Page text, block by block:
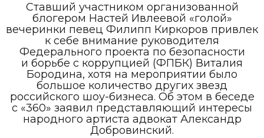
Ставший участником организованной
блогером Настей Ивлеевой «голой»
вечеринки певец Филипп Киркоров привлек
к себе внимание руководителя
Федерального проекта по безопасности
и борьбе с коррупцией (ФПБК) Виталия
Бородина, хотя на мероприятии было
большое количество других звезд
российского шоу-бизнеса. Об этом в беседе
с «360» заявил представляющий интересы
народного артиста адвокат Александр
Добровинский.